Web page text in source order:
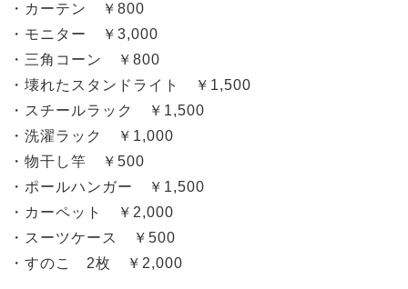
・カーテン ￥800
・モニター ￥3,000
・三角コーン ￥800
・壊れたスタンドライト ￥1,500
・スチールラック ￥1,500
・洗濯ラック ￥1,000
・物干し竿 ￥500
・ポールハンガー ￥1,500
・カーペット ￥2,000
・スーツケース ￥500
・すのこ 2枚 ￥2,000